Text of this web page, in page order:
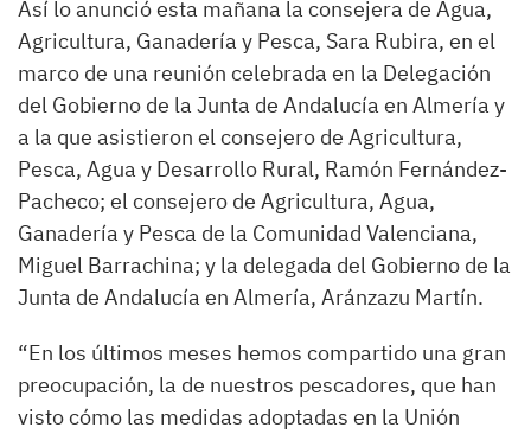
Así lo anunció esta mañana la consejera de Agua,
Agricultura, Ganadería y Pesca, Sara Rubira, en el
marco de una reunión celebrada en la Delegación
del Gobierno de la Junta de Andalucía en Almería y
a la que asistieron el consejero de Agricultura,
Pesca, Agua y Desarrollo Rural, Ramón Fernández-
Pacheco; el consejero de Agricultura, Agua,
Ganadería y Pesca de la Comunidad Valenciana,
Miguel Barrachina; y la delegada del Gobierno de la
Junta de Andalucía en Almería, Aránzazu Martín.
“En los últimos meses hemos compartido una gran
preocupación, la de nuestros pescadores, que han
visto cómo las medidas adoptadas en la Unión